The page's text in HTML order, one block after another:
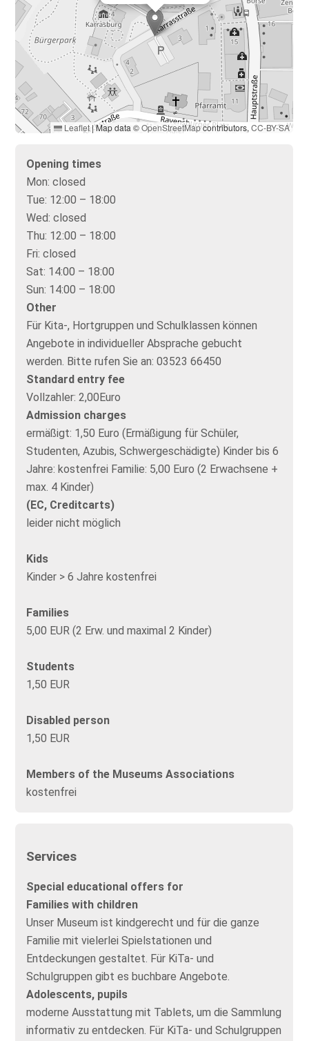
Leaflet|Map data ©OpenStreetMapcontributors,CC-BY-SA
Opening times
Mon: closed
Tue: 12:00 – 18:00
Wed: closed
Thu: 12:00 – 18:00
Fri: closed
Sat: 14:00 – 18:00
Sun: 14:00 – 18:00
Other
Für Kita-, Hortgruppen und Schulklassen können
Angebote in individueller Absprache gebucht
werden. Bitte rufen Sie an: 03523 66450
Standard entry fee
Vollzahler: 2,00Euro
Admission charges
ermäßigt: 1,50 Euro (Ermäßigung für Schüler,
Studenten, Azubis, Schwergeschädigte) Kinder bis 6
Jahre: kostenfrei Familie: 5,00 Euro (2 Erwachsene +
max. 4 Kinder)
(EC, Creditcarts)
leider nicht möglich
Kids
Kinder > 6 Jahre kostenfrei
Families
5,00 EUR (2 Erw. und maximal 2 Kinder)
Students
1,50 EUR
Disabled person
1,50 EUR
Members of the Museums Associations
kostenfrei
Services
Special educational offers for
Families with children
Unser Museum ist kindgerecht und für die ganze
Familie mit vielerlei Spielstationen und
Entdeckungen gestaltet. Für KiTa- und
Schulgruppen gibt es buchbare Angebote.
Adolescents, pupils
moderne Ausstattung mit Tablets, um die Sammlung
informativ zu entdecken. Für KiTa- und Schulgruppen